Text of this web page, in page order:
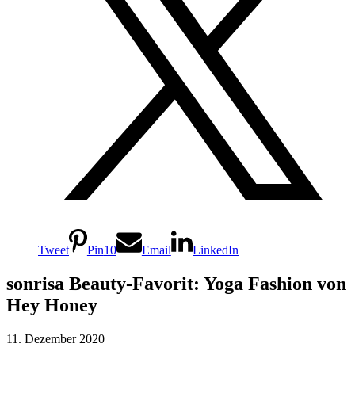
Tweet Pin10 Email LinkedIn
sonrisa Beauty-Favorit: Yoga Fashion von
Hey Honey
11. Dezember 2020